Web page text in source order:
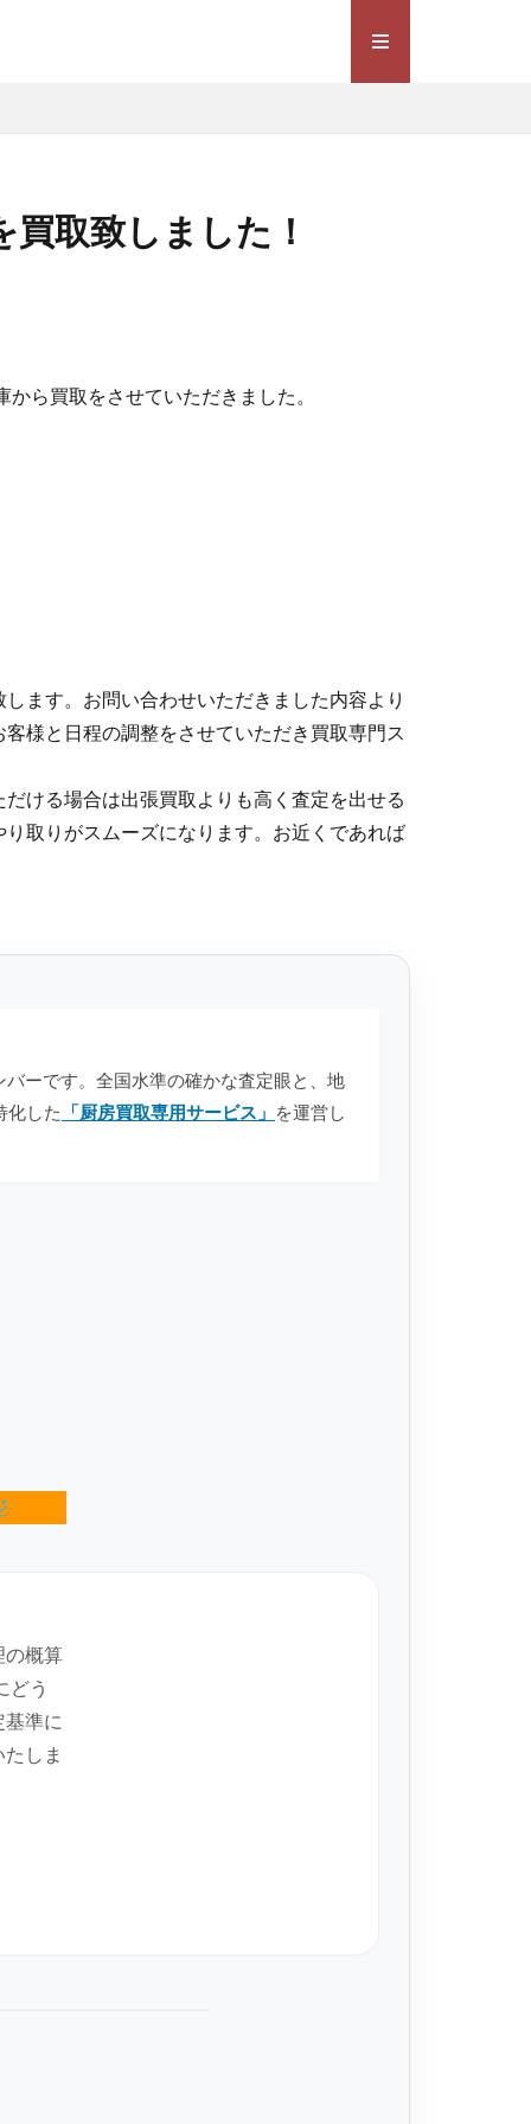
取致しました！
ら買取をさせていただきました。
ます。お問い合わせいただきました内容より
様と日程の調整をさせていただき買取専門ス
ける場合は出張買取よりも高く査定を出せる
取りがスムーズになります。お近くであれば
ーです。全国水準の確かな査定眼と、地
化した
「厨房買取専用サービス」 を運営し
の概算
どう
準に
しま